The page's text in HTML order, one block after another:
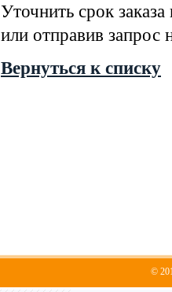
Уточнить срок
или отправив запрос
Вернуться к списку
©